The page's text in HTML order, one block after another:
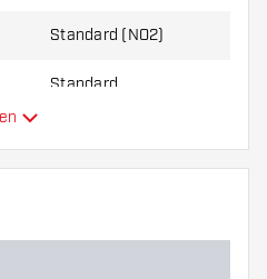
Standard (NO2)
Standard